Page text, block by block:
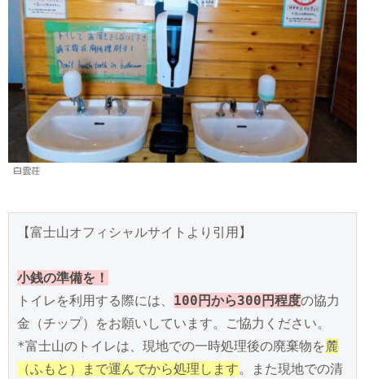
白雲荘
【富士山オフィシャルサイトより引用】
小銭の準備を！
トイレを利用する際には、 100円から300円程度の協力
金（チップ）をお願いしています。ご協力ください。
*富士山のトイレは、現地での一時処理後の廃棄物を 麓
（ふもと）まで運んでから処理します。また現地での清